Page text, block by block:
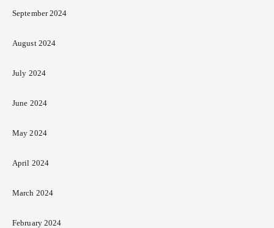
September 2024
August 2024
July 2024
June 2024
May 2024
April 2024
March 2024
February 2024